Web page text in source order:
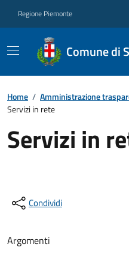
Regione Piemonte
Comune di
Home / Amministrazione
Servizi in rete
Servizi in
Condividi
Argomenti